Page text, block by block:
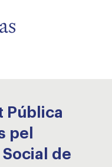
Pública
pel
de